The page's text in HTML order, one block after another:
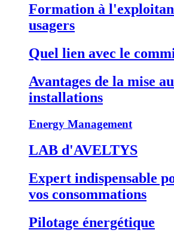
Formation à
usagers
Quel lien avec le
Avantages de la mise
installations
Energy Management
LAB d'AVELTYS
Expert indispensable
vos consommations
Pilotage énergétique